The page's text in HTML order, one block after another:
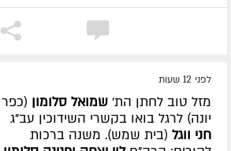
לפני 12 שעות
מזל טוב לחתן הת' שמואל סלומון (כפר
יונה) לרגל בואו בקשרי השידוכין עב"ג
חני ווגל (בית שמש). משנה ברכות